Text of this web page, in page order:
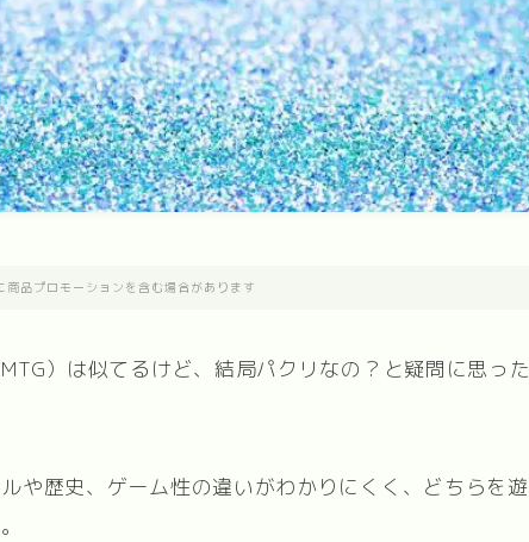
商品プロモーションを含む場合があります
）は似てるけど、結局パクリなの？と疑問に思った
や歴史、ゲーム性の違いがわかりにくく、どちらを遊